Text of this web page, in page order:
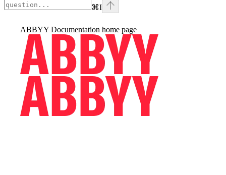
⌘I
ABBYY Documentation home page